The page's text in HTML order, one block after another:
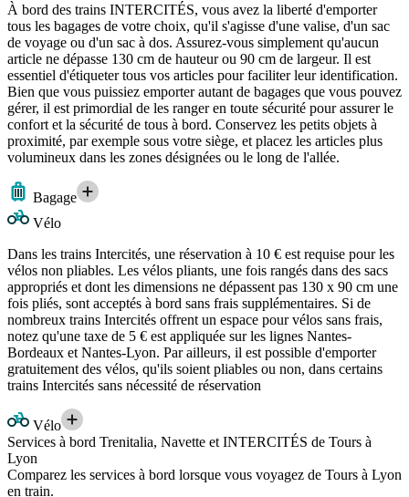
À bord des trains INTERCITÉS, vous avez la liberté d'emporter
tous les bagages de votre choix, qu'il s'agisse d'une valise, d'un sac
de voyage ou d'un sac à dos. Assurez-vous simplement qu'aucun
article ne dépasse 130 cm de hauteur ou 90 cm de largeur. Il est
essentiel d'étiqueter tous vos articles pour faciliter leur identification.
Bien que vous puissiez emporter autant de bagages que vous pouvez
gérer, il est primordial de les ranger en toute sécurité pour assurer le
confort et la sécurité de tous à bord. Conservez les petits objets à
proximité, par exemple sous votre siège, et placez les articles plus
volumineux dans les zones désignées ou le long de l'allée.
Bagage
Vélo
Dans les trains Intercités, une réservation à 10 € est requise pour les
vélos non pliables. Les vélos pliants, une fois rangés dans des sacs
appropriés et dont les dimensions ne dépassent pas 130 x 90 cm une
fois pliés, sont acceptés à bord sans frais supplémentaires. Si de
nombreux trains Intercités offrent un espace pour vélos sans frais,
notez qu'une taxe de 5 € est appliquée sur les lignes Nantes-
Bordeaux et Nantes-Lyon. Par ailleurs, il est possible d'emporter
gratuitement des vélos, qu'ils soient pliables ou non, dans certains
trains Intercités sans nécessité de réservation
Vélo
Services à bord Trenitalia, Navette et INTERCITÉS de Tours à
Lyon
Comparez les services à bord lorsque vous voyagez de Tours à Lyon
en train.